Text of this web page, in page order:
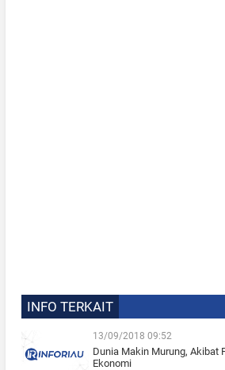
INFO TERKAIT
13/09/2018 09:52
Dunia Makin Murung, Akibat
Ekonomi